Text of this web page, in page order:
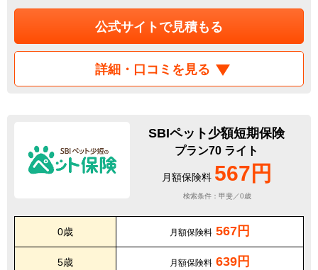
公式サイトで見積もる
詳細・口コミを見る
SBIペット少額短期保険
プラン70 ライト
月額保険料 567円
検索条件：甲斐／0歳
0歳 月額保険料 567円
5歳 月額保険料 639円